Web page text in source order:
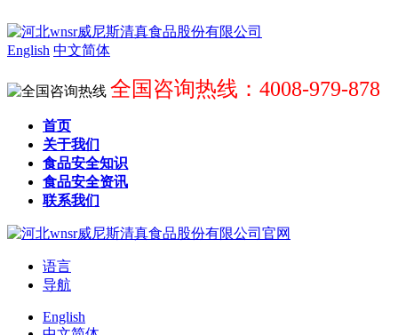
English 中文简体
全国咨询热线：4008-979-878
首页
关于我们
食品安全知识
食品安全资讯
联系我们
语言
导航
English